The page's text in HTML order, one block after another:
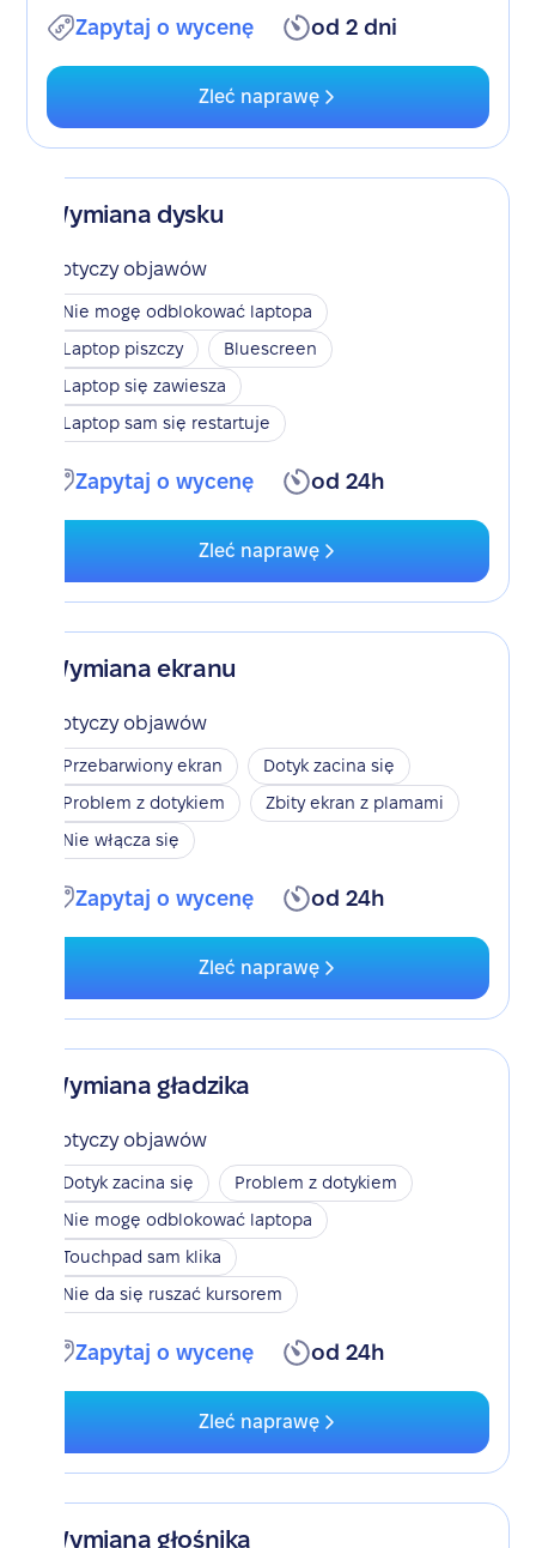
Zapytaj o wycenę od 2 dni
Zleć naprawę
Wymiana dysku
Dotyczy objawów
Nie mogę odblokować laptopa
Laptop piszczy
Bluescreen
Laptop się zawiesza
Laptop sam się restartuje
Zapytaj o wycenę od 24h
Zleć naprawę
Wymiana ekranu
Dotyczy objawów
Przebarwiony ekran
Dotyk zacina się
Problem z dotykiem
Zbity ekran z plamami
Nie włącza się
Zapytaj o wycenę od 24h
Zleć naprawę
Wymiana gładzika
Dotyczy objawów
Dotyk zacina się
Problem z dotykiem
Nie mogę odblokować laptopa
Touchpad sam klika
Nie da się ruszać kursorem
Zapytaj o wycenę od 24h
Zleć naprawę
Wymiana głośnika